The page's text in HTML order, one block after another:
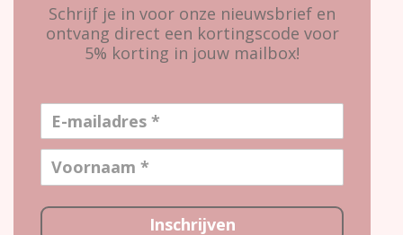
Schrijf je in voor onze nieuwsbrief en
ontvang direct een kortingscode voor
5% korting in jouw mailbox!
Inschrijven